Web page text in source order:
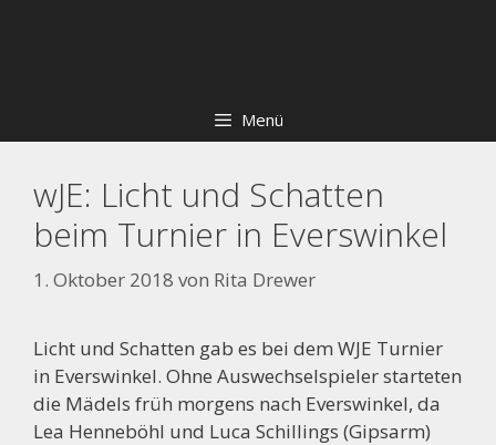
Menü
wJE: Licht und Schatten
beim Turnier in Everswinkel
1. Oktober 2018 von Rita Drewer
Licht und Schatten gab es bei dem WJE Turnier
in Everswinkel. Ohne Auswechselspieler starteten
die Mädels früh morgens nach Everswinkel, da
Lea Henneböhl und Luca Schillings (Gipsarm)